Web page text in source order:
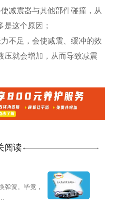
减震器与其他部件碰撞，从
这个原因；
不足，会使减震、缓冲的效
压就会增加，从而导致减震
阅读
弹簧。毕竟，